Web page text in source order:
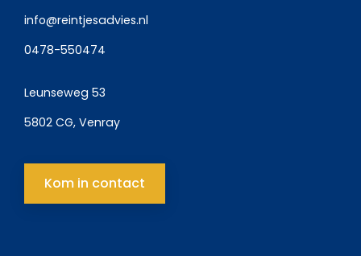
info@reintjesadvies.nl
0478-550474
Leunseweg 53
5802 CG, Venray
Kom in contact